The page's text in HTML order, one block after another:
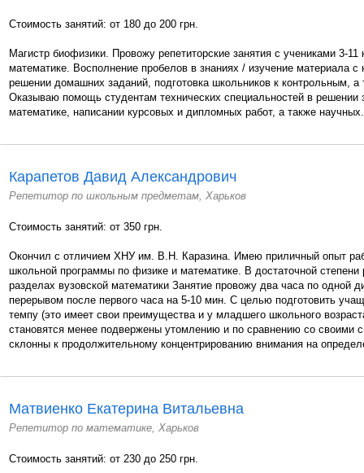
Стоимость занятий: от 180 до 200 грн.
Магистр биофизики. Провожу репетиторские занятия с учениками 3-
математике. Восполнение пробелов в знаниях / изучение материала
решении домашних заданий, подготовка школьников к контрольным,
Оказываю помощь студентам технических специальностей в решении
математике, написании курсовых и дипломных работ, а также
Карапетов Давид Александрович
Репетитор по школьным предметам, Харьков
Стоимость занятий: от 350 грн.
Окончил с отличием ХНУ им. В.Н. Каразина. Имею приличный опыт
школьной программы по физике и математике. В достаточной степени
разделах вузовской математики Занятие провожу два часа по одной
перерывом после первого часа на 5-10 мин. С целью подготовить
темпу (это имеет свои преимущества и у младшего школьного
становятся менее подвержены утомлению и по сравнению со своими
склонны к продолжительному концентрированию внимания на
Матвиенко Екатерина Витальевна
Репетитор по математике, Харьков
Стоимость занятий: от 230 до 250 грн.